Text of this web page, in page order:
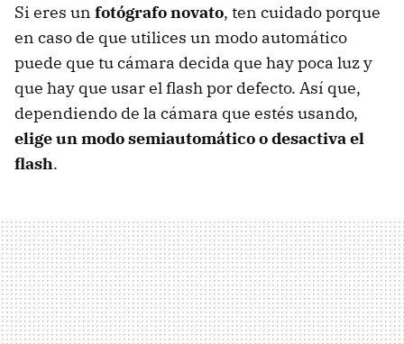
Si eres un fotógrafo novato, ten cuidado porque
en caso de que utilices un modo automático
puede que tu cámara decida que hay poca luz y
que hay que usar el flash por defecto. Así que,
dependiendo de la cámara que estés usando,
elige un modo semiautomático o desactiva el
flash.